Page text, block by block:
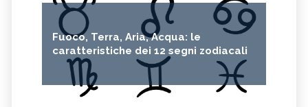
Fuoco, Terra, Aria, Acqua: le
caratteristiche dei 12 segni zodiacali